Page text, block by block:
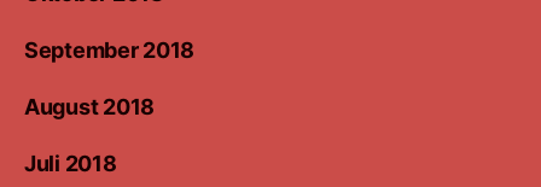
September 2018
August 2018
Juli 2018